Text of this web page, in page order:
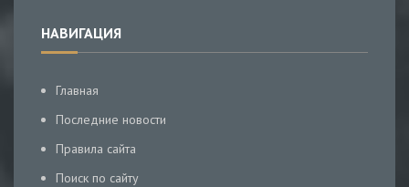
НАВИГАЦИЯ
Главная
Последние новости
Правила сайта
Поиск по сайту